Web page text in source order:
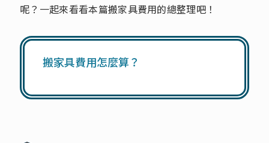
呢？一起來看看本篇搬家具費用的總整理吧！
搬家具費用怎麼算？